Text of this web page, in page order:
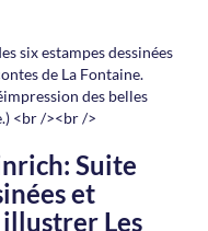
Suite
et
Les